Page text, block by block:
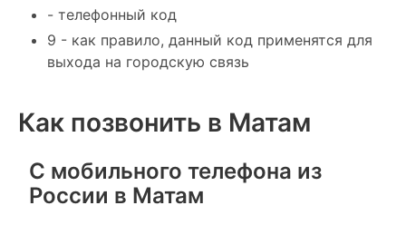
- телефонный код
9 - как правило, данный код применятся для
выхода на городскую связь
Как позвонить в Матам
С мобильного телефона из
России в Матам